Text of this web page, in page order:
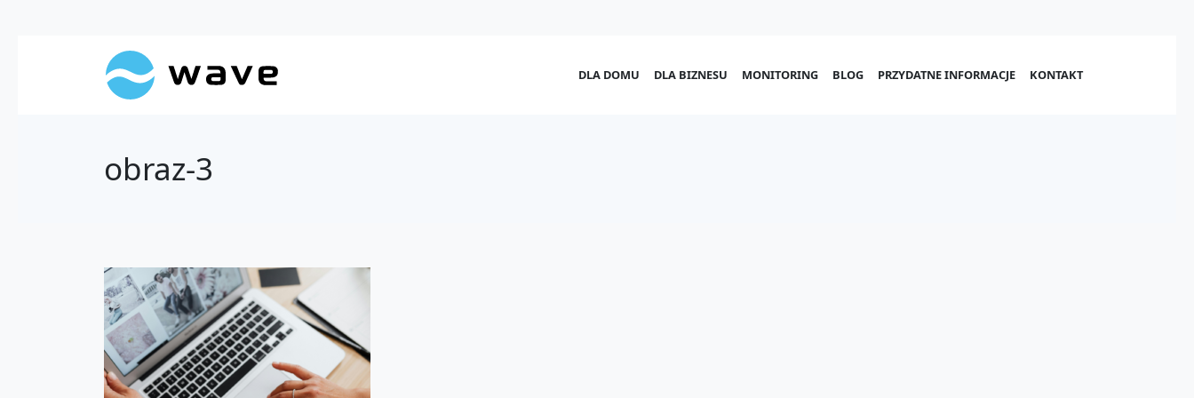
DLA DOMU DLA BIZNESU MONITORING BLOG PRZYDATNE INFORMACJE KONTAKT
obraz-3